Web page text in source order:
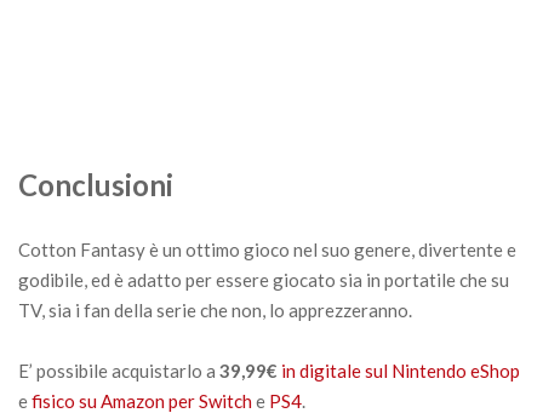
Conclusioni
Cotton Fantasy è un ottimo gioco nel suo genere, divertente e
godibile, ed è adatto per essere giocato sia in portatile che su
TV, sia i fan della serie che non, lo apprezzeranno.
E’ possibile acquistarlo a 39,99€ in digitale sul Nintendo eShop
efisico su Amazon per Switche PS4.